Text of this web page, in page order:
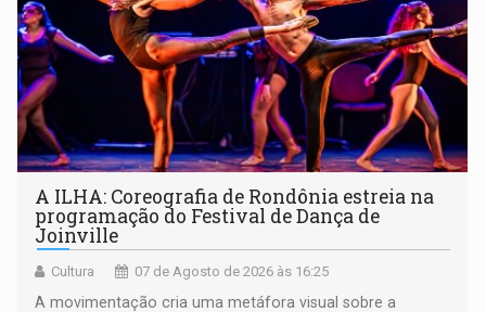
A ILHA: Coreografia de Rondônia estreia na
programação do Festival de Dança de
Joinville
Cultura 07 de Agosto de 2026 às 16:25
A movimentação cria uma metáfora visual sobre a